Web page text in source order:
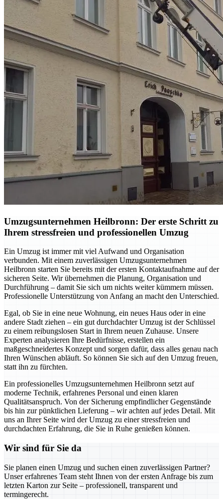
Umzugsunternehmen Heilbronn: Der erste Schritt zu
Ihrem stressfreien und professionellen Umzug
Ein Umzug ist immer mit viel Aufwand und Organisation
verbunden. Mit einem zuverlässigen Umzugsunternehmen
Heilbronn starten Sie bereits mit der ersten Kontaktaufnahme auf der
sicheren Seite. Wir übernehmen die Planung, Organisation und
Durchführung – damit Sie sich um nichts weiter kümmern müssen.
Professionelle Unterstützung von Anfang an macht den Unterschied.
Egal, ob Sie in eine neue Wohnung, ein neues Haus oder in eine
andere Stadt ziehen – ein gut durchdachter Umzug ist der Schlüssel
zu einem reibungslosen Start in Ihrem neuen Zuhause. Unsere
Experten analysieren Ihre Bedürfnisse, erstellen ein
maßgeschneidertes Konzept und sorgen dafür, dass alles genau nach
Ihren Wünschen abläuft. So können Sie sich auf den Umzug freuen,
statt ihn zu fürchten.
Ein professionelles Umzugsunternehmen Heilbronn setzt auf
moderne Technik, erfahrenes Personal und einen klaren
Qualitätsanspruch. Von der Sicherung empfindlicher Gegenstände
bis hin zur pünktlichen Lieferung – wir achten auf jedes Detail. Mit
uns an Ihrer Seite wird der Umzug zu einer stressfreien und
durchdachten Erfahrung, die Sie in Ruhe genießen können.
Wir sind für Sie da
Sie planen einen Umzug und suchen einen zuverlässigen Partner?
Unser erfahrenes Team steht Ihnen von der ersten Anfrage bis zum
letzten Karton zur Seite – professionell, transparent und
termingerecht.